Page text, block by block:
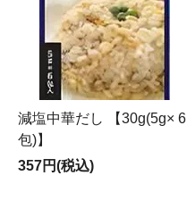
減塩中華だし 【30g(5g× 6
包)】
357円(税込)